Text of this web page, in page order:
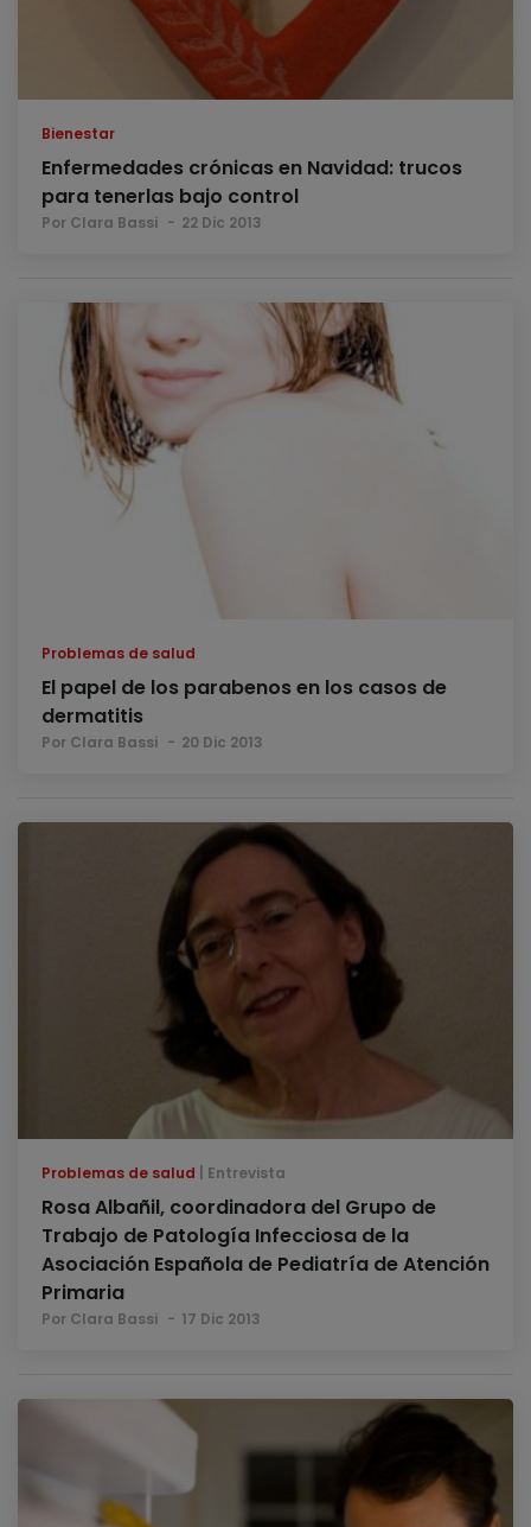
Bienestar
Enfermedades crónicas en Navidad: trucos
para tenerlas bajo control
Por Clara Bassi 22 Dic 2013
Problemas de salud
El papel de los parabenos en los casos de
dermatitis
Por Clara Bassi 20 Dic 2013
Problemas de salud Entrevista
Rosa Albañil, coordinadora del Grupo de
Trabajo de Patología Infecciosa de la
Asociación Española de Pediatría de Atención
Primaria
Por Clara Bassi 17 Dic 2013